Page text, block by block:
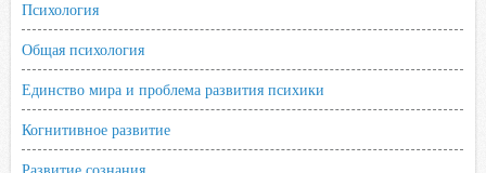
Психология
Общая психология
Единство мира и проблема развития психики
Когнитивное развитие